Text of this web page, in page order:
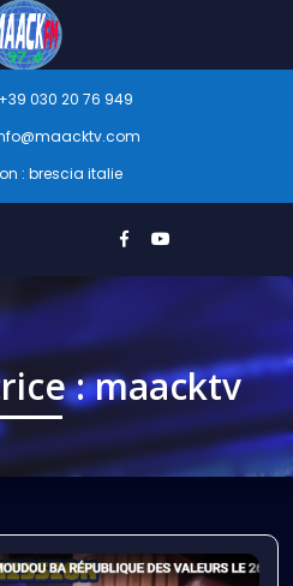
030 20 76 949
: brescia italie
:maacktv